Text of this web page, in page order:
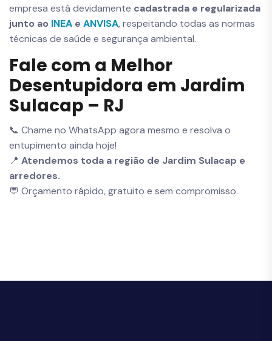
empresa está devidamente cadastrada e regularizada
junto ao INEA e ANVISA, respeitando todas as normas
técnicas de saúde e segurança ambiental.
Fale com a Melhor
Desentupidora em Jardim
Sulacap – RJ
📞 Chame no WhatsApp agora mesmo e resolva o
entupimento ainda hoje!
📍 Atendemos toda a região de Jardim Sulacap e
arredores.
💬 Orçamento rápido, gratuito e sem compromisso.